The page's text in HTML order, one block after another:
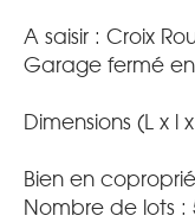
A saisir : Croix
Garage fermé
Dimensions (L x l
Bien en
Nombre de lots :